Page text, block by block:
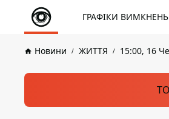
ГРАФІКИ ВИМКНЕНЬ
Новини ЖИТТЯ 15:00, 16